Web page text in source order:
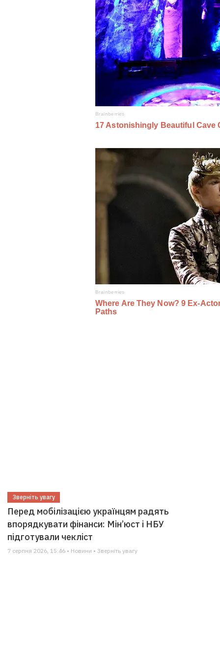
Зверніть увагу
Перед мобілізацією українцям радять
впорядкувати фінанси: Мін’юст і НБУ
підготували чекліст
7 серпня 2026, 15:46 • Новини • Зверніть увагу